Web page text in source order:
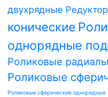
двухрядные Редуктор
конические
однорядные
Роликовые
Роликовые
Роликовые сферические однорядные